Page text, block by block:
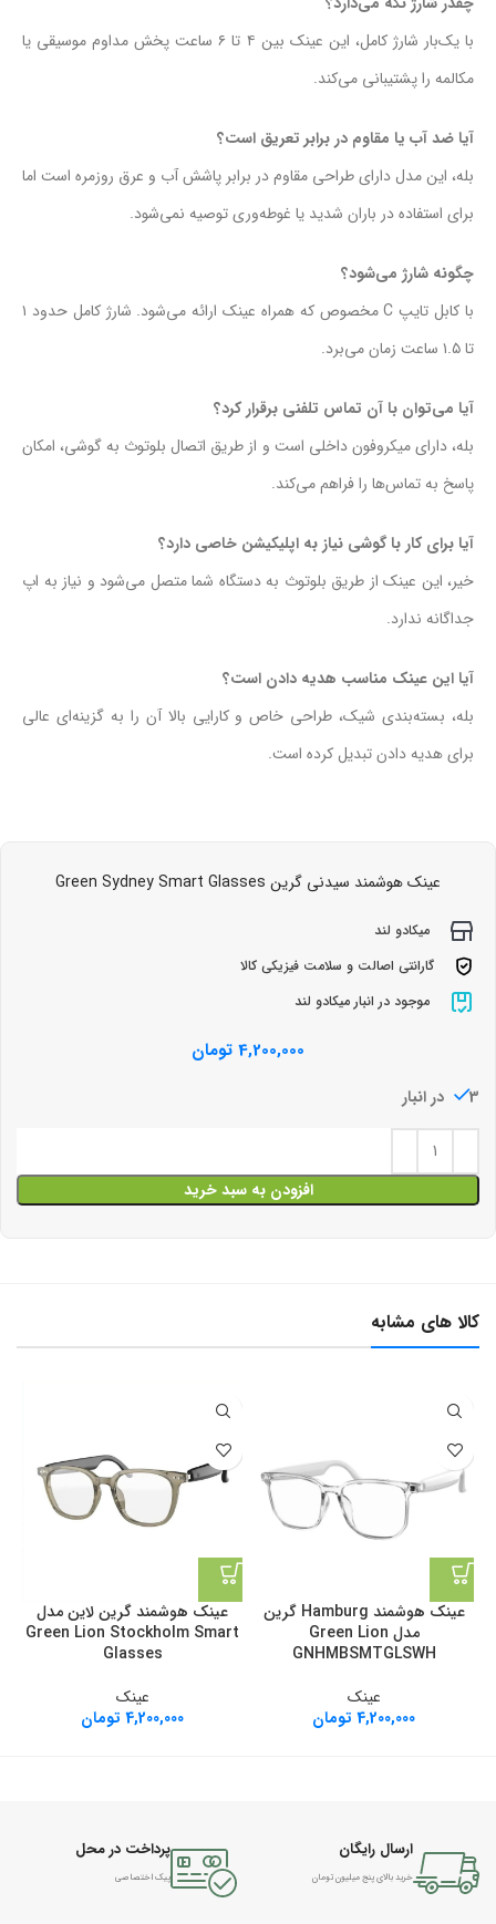
با یک‌بار شارژ کامل، این عینک بین ۴ تا ۶ ساعت پخش مداوم موسیقی یا
مکالمه را پشتیبانی می‌کند.
آیا ضد آب یا مقاوم در برابر تعریق است؟
بله، این مدل دارای طراحی مقاوم در برابر پاشش آب و عرق روزمره است اما
برای استفاده در باران شدید یا غوطه‌وری توصیه نمی‌شود.
چگونه شارژ می‌شود؟
با کابل تایپ C مخصوص که همراه عینک ارائه می‌شود. شارژ کامل حدود ۱
تا ۱.۵ ساعت زمان می‌برد.
آیا می‌توان با آن تماس تلفنی برقرار کرد؟
بله، دارای میکروفون داخلی است و از طریق اتصال بلوتوث به گوشی، امکان
پاسخ به تماس‌ها را فراهم می‌کند.
آیا برای کار با گوشی نیاز به اپلیکیشن خاصی دارد؟
خیر، این عینک از طریق بلوتوث به دستگاه شما متصل می‌شود و نیاز به اپ
جداگانه ندارد.
آیا این عینک مناسب هدیه دادن است؟
بله، بسته‌بندی شیک، طراحی خاص و کارایی بالا آن را به گزینه‌ای عالی
برای هدیه دادن تبدیل کرده است.
عینک هوشمند سیدنی گرین Green Sydney Smart Glasses
میکادو لند
گارانتی اصالت و سلامت فیزیکی کالا
موجود در انبار میکادو لند
4,200,000 تومان
3 در انبار
افزودن به سبد خرید
کالا های مشابه
عینک هوشمند Hamburg گرین
مدل Green Lion
GNHMBSMTGLSWH
عینک
4,200,000 تومان
عینک هوشمند گرین لاین مدل
Green Lion Stockholm Smart
Glasses
عینک
4,200,000 تومان
ارسال رایگان
خرید بالای پنج میلیون تومان
پرداخت در محل
پیک اختصاصی